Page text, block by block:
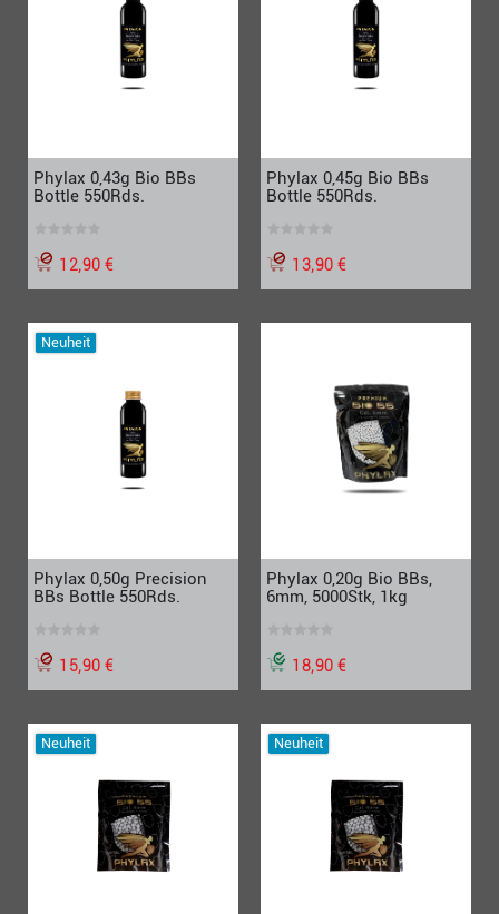
Phylax 0,43g Bio BBs
Bottle 550Rds.
12,90 €
Phylax 0,45g Bio BBs
Bottle 550Rds.
13,90 €
Neuheit
Phylax 0,50g Precision
BBs Bottle 550Rds.
15,90 €
Phylax 0,20g Bio BBs,
6mm, 5000Stk, 1kg
18,90 €
Neuheit Neuheit